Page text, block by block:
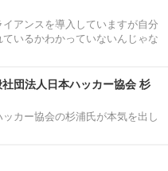
アンスを導入していますが自分
いるかわかっていないんじゃな
社団法人日本ハッカー協会 杉
カー協会の杉浦氏が本気を出し